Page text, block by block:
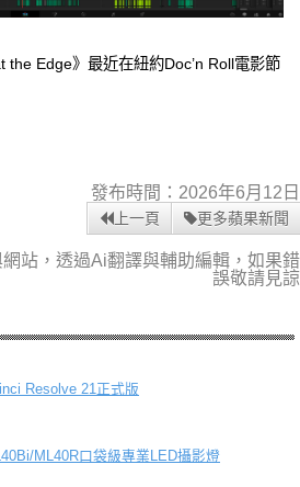
the Edge》最近在紐約Doc’n Roll電影節
發布時間：2026年6月12日
上一頁 更多蘋果新聞
站，透過Ai翻譯與輔助編輯，如果錯
誤敬請見諒
Resolve 21正式版
ML40R口袋級專業LED攝影燈